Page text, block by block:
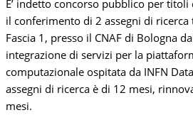
E’ indetto concorso pubblico per
il conferimento di 2 assegni di ricerca
Fascia 1, presso il CNAF di Bologna
integrazione di servizi per la
computazionale ospitata da INFN
assegni di ricerca è di 12 mesi,
mesi.